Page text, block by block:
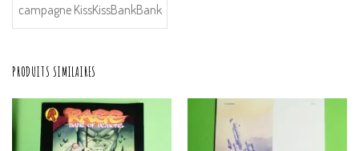
campagne KissKissBankBank
PRODUITS SIMILAIRES